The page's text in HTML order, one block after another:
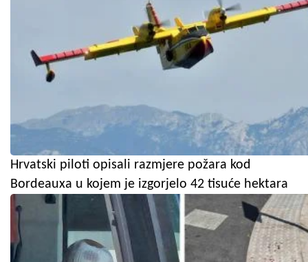
Hrvatski piloti opisali razmjere požara kod
Bordeauxa u kojem je izgorjelo 42 tisuće hektara